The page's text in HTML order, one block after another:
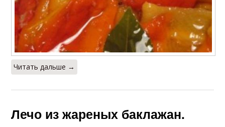
Читать дальше →
Лечо из жареных баклажан.